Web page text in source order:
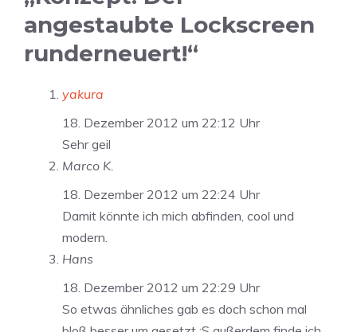
angestaubte Lockscreen
runderneuert!“
yakura
18. Dezember 2012 um 22:12 Uhr
Sehr geil
Marco K.
18. Dezember 2012 um 22:24 Uhr
Damit könnte ich mich abfinden, cool und
modern.
Hans
18. Dezember 2012 um 22:29 Uhr
So etwas ähnliches gab es doch schon mal